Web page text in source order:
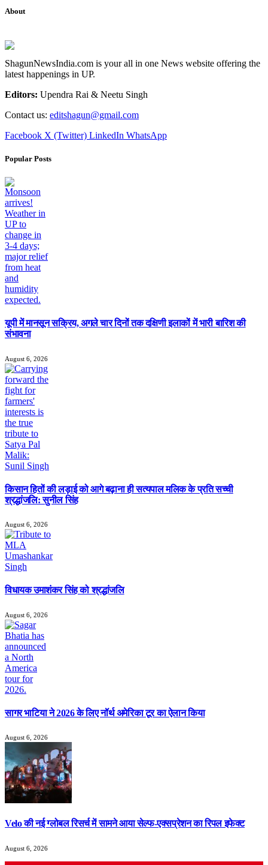
About
ShagunNewsIndia.com is your all in one News website offering the
latest happenings in UP.
Editors: Upendra Rai & Neetu Singh
Contact us: editshagun@gmail.com
Facebook X (Twitter) LinkedIn WhatsApp
Popular Posts
यूपी में मानसून सक्रिय, अगले चार दिनों तक दक्षिणी इलाकों में भारी बारिश की
संभावना
August 6, 2026
किसान हितों की लड़ाई को आगे बढ़ाना ही सत्यपाल मलिक के प्रति सच्ची
श्रद्धांजलि: सुनील सिंह
August 6, 2026
विधायक उमाशंकर सिंह को श्रद्धांजलि
August 6, 2026
सागर भाटिया ने 2026 के लिए नॉर्थ अमेरिका टूर का ऐलान किया
August 6, 2026
Velo की नई ग्लोबल रिसर्च में सामने आया सेल्फ-एक्सप्रेशन का रिपल इफेक्ट
August 6, 2026